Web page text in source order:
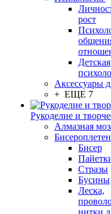
рост
Детская
Аксессуары
+ ЕЩЕ 7
Рукоделие и
Алмазная
Бисер
Стразы
Бусины
Леска,
нитки